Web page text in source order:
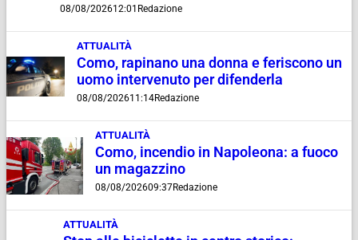
08/08/202612:01 Redazione
ATTUALITÀ
Como, rapinano una donna e feriscono un
uomo intervenuto per difenderla
08/08/202611:14Redazione
ATTUALITÀ
Como, incendio in Napoleona: a fuoco
un magazzino
08/08/202609:37Redazione
ATTUALITÀ